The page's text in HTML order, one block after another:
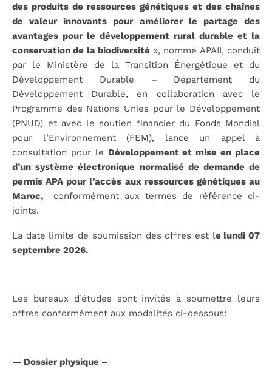
des produits de ressources génétiques et des chaînes
de valeur innovants pour améliorer le partage des
avantages pour le développement rural durable et la
conservation de la biodiversité », nommé APAII, conduit
par le Ministère de la Transition Énergétique et du
Développement Durable – Département du
Développement Durable, en collaboration avec le
Programme des Nations Unies pour le Développement
(PNUD) et avec le soutien financier du Fonds Mondial
pour l’Environnement (FEM), lance un appel à
consultation pour le Développement et mise en place
d’un système électronique normalisé de demande de
permis APA pour l’accès aux ressources génétiques au
Maroc, conformément aux termes de référence ci-
joints.
La date limite de soumission des offres est le lundi07
septembre 2026.
Les bureaux d’études sont invités à soumettre leurs
offres conformément aux modalités ci-dessous:
— Dossier physique –